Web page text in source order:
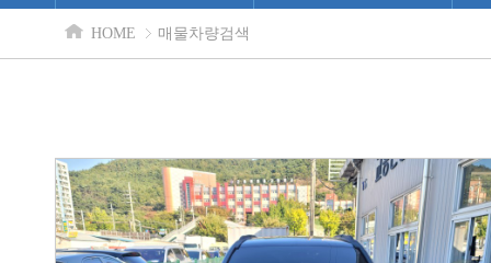
HOME 매물차량검색